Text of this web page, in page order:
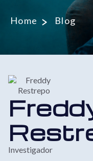
Home Blog
Investigador